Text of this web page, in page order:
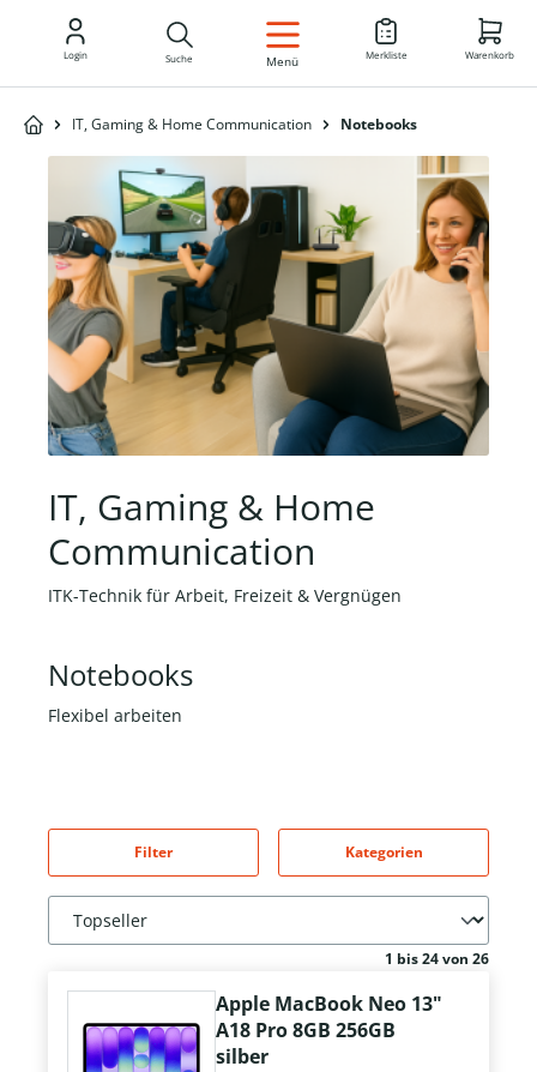
DE
Login Suche Menü Merkliste Warenkorb
IT, Gaming & Home Communication Notebooks
IT, Gaming & Home
Communication
ITK-Technik für Arbeit, Freizeit & Vergnügen
Notebooks
Flexibel arbeiten
Filter Kategorien
1 bis 24 von 26
Apple MacBook Neo 13"
A18 Pro 8GB 256GB
silber